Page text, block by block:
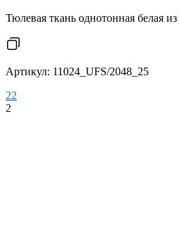
Тюлевая ткань однотонная белая
Артикул: 11024_UFS/2048_25
22
2